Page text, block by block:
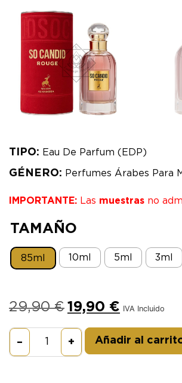
TIPO: Eau De Parfum (EDP)
GÉNERO: Perfumes Árabes Para
IMPORTANTE: Las muestras no
TAMAÑO
85ml 10ml 5ml 3ml
29,90€ 19,90 € IVA Incluido
– + Añadir al